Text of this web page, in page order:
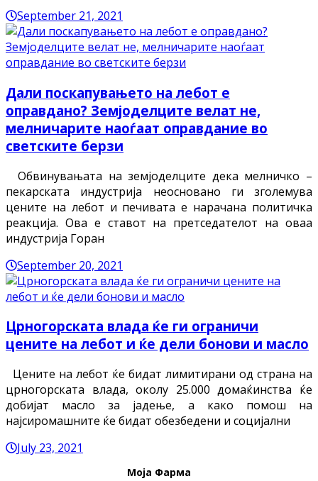
September 21, 2021
Дали поскапувањето на лебот е
оправдано? Земјоделците велат не,
мелничарите наоѓаат оправдание во
светските берзи
Обвинувањата на земјоделците дека мелничко –
пекарската индустрија неосновано ги зголемува
цените на лебот и печивата е нарачана политичка
реакција. Ова е ставот на претседателот на оваа
индустрија Горан
September 20, 2021
Црногорската влада ќе ги ограничи
цените на лебот и ќе дели бонови и масло
Цените на лебот ќе бидат лимитирани од страна на
црногорската влада, околу 25.000 домаќинства ќе
добијат масло за јадење, а како помош на
најсиромашните ќе бидат обезбедени и социјални
July 23, 2021
Моја Фарма